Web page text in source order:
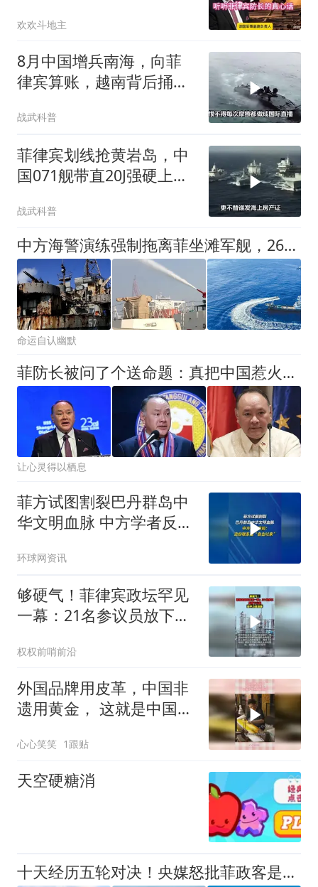
欢欢斗地主
8月中国增兵南海，向菲
律宾算账，越南背后捅刀
战武科普
菲律宾划线抢黄岩岛，中
国071舰带直20J强硬上
战武科普
中方海警演练强制拖离菲坐滩军舰，26年旧账终清算
命运自认幽默
菲防长被问了个送命题：真把中国惹火了，敢上前线跟中国打一仗吗
让心灵得以栖息
菲方试图割裂巴丹群岛中
华文明血脉 中方学者反
来”
环球网资讯
够硬气！菲律宾政坛罕见
一幕：21名参议员放下分
权权前哨前沿
外国品牌用皮革，中国非
遗用黄金， 这就是中国手
心心笑笑 1跟贴
天空硬糖消
十天经历五轮对决！央媒怒批菲政客是苍蝇，中方24小时四箭齐发